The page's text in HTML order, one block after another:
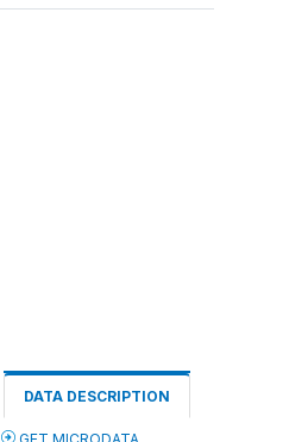
DATA DESCRIPTION